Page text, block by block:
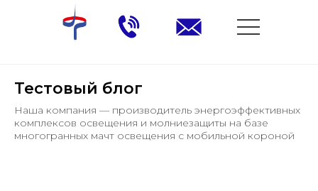
Тестовый блог
Наша компания — производитель энергоэффективных
комплексов освещения и молниезащиты на базе
многогранных мачт освещения с мобильной короной